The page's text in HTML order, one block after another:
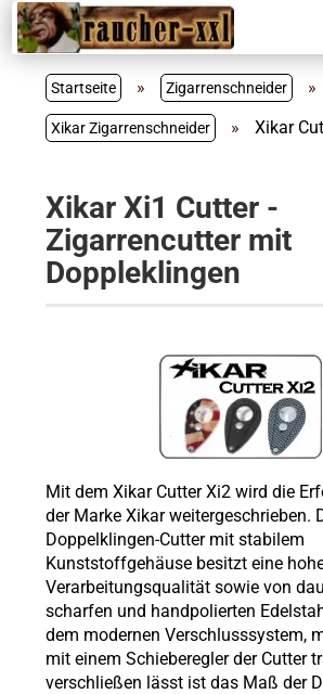
Startseite » Zigarrenschneider »
Xikar Zigarrenschneider » Xikar
Xikar Xi1 Cutter -
Zigarrencutter mit
Doppleklingen
Mit dem Xikar Cutter Xi2 wird die
der Marke Xikar weitergeschrieben.
Doppelklingen-Cutter mit stabilem
Kunststoffgehäuse besitzt eine
Verarbeitungsqualität sowie von
scharfen und handpolierten
dem modernen Verschlusssystem,
mit einem Schieberegler der Cutter
verschließen lässt ist das Maß der